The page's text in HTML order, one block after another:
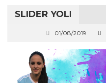
SLIDER YOLI
01/08/2019